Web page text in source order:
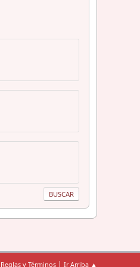
Reglas y Términos | Ir Arriba ▲